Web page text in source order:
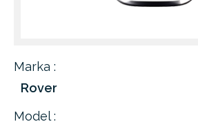
Marka :
Rover
Model :